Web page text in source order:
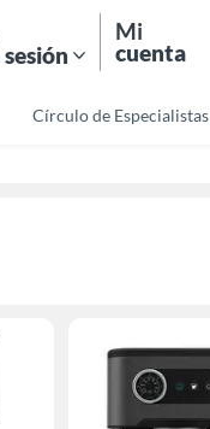
Mi
cuenta
Círculo de Especialistas